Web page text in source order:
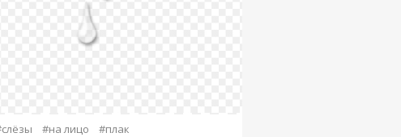
#на лицо #плак